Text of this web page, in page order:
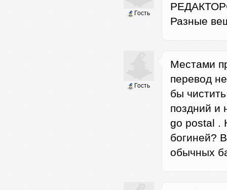
Гость
Разные
Гость
Местами
перевод
бы
поздний и
go postal .
богиней?
обычных